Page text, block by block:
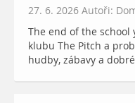
27. 6. 2026 Autoři:
The end of the school
klubu The Pitch a
hudby, zábavy a